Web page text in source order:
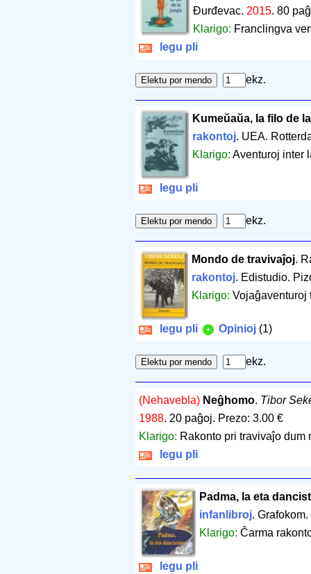
Đurđevac. 2015. 80
Klarigo: Franclingva
legu pli
ekz.
Kumeŭaŭa, la filo de
rakontoj. UEA.
Klarigo: Aventuroj inter
legu pli
ekz.
Mondo de travivaĵoj.
rakontoj. Edistudio.
Klarigo: Vojaĝaventuroj
legu pli Opinioj (1)
ekz.
(Nehavebla) Neĝhomo. Tibor
1988. 20 paĝoj. Prezo: 3.00 €
Klarigo: Rakonto pri travivaĵo
legu pli
Padma, la eta
infanlibroj.
Klarigo: Ĉarma
legu pli